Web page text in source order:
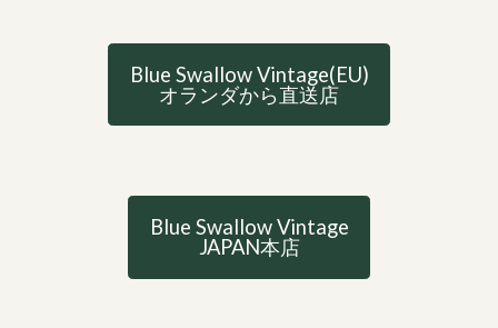
Blue Swallow Vintage(EU)
オランダから直送店
Blue Swallow Vintage
JAPAN本店